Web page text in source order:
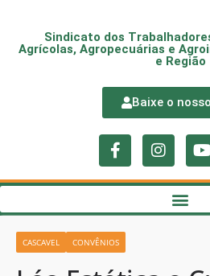
Sindicato dos
Agrícolas, Agropecuárias e
e Região
Baixe o
CASCAVEL CONVÊNIOS